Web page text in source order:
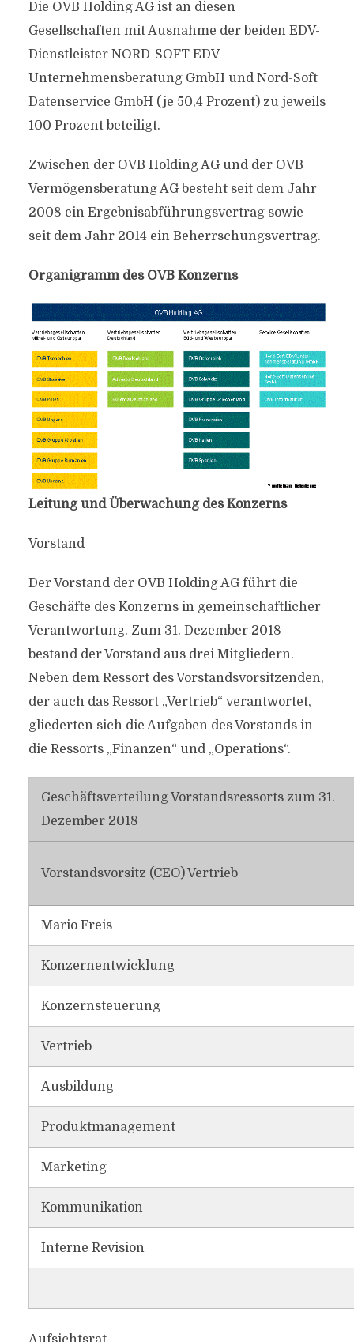
Die OVB Holding AG ist an diesen
Gesellschaften mit Ausnahme der beiden EDV-
Dienstleister NORD-SOFT EDV-
Unternehmensberatung GmbH und Nord-Soft
Datenservice GmbH (je 50,4 Prozent) zu jeweils
100 Prozent beteiligt.
Zwischen der OVB Holding AG und der OVB
Vermögensberatung AG besteht seit dem Jahr
2008 ein Ergebnisabführungsvertrag sowie
seit dem Jahr 2014 ein Beherrschungsvertrag.
Organigramm des OVB Konzerns
Leitung und Überwachung des Konzerns
Vorstand
Der Vorstand der OVB Holding AG führt die
Geschäfte des Konzerns in gemeinschaftlicher
Verantwortung. Zum 31. Dezember 2018
bestand der Vorstand aus drei Mitgliedern.
Neben dem Ressort des Vorstandsvorsitzenden,
der auch das Ressort „Vertrieb“ verantwortet,
gliederten sich die Aufgaben des Vorstands in
die Ressorts „Finanzen“ und „Operations“.
Geschäftsverteilung Vorstandsressorts zum 31.
Dezember 2018
Vorstandsvorsitz (CEO) Vertrieb
Mario Freis
Konzernentwicklung
Konzernsteuerung
Vertrieb
Ausbildung
Produktmanagement
Marketing
Kommunikation
Interne Revision